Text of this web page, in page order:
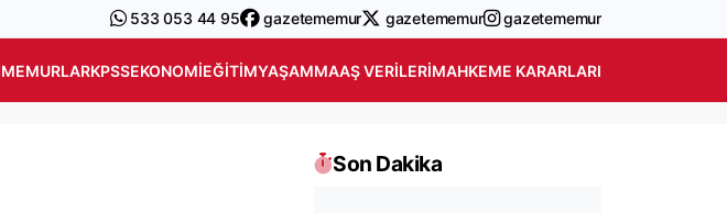
533 053 44 95 gazetememur gazetememur gazetememur
MEMURLARKPSSEKONOMIEĞITIMYAŞAMMAAŞ VERILERIMAHKEME KARARLARI
Son Dakika